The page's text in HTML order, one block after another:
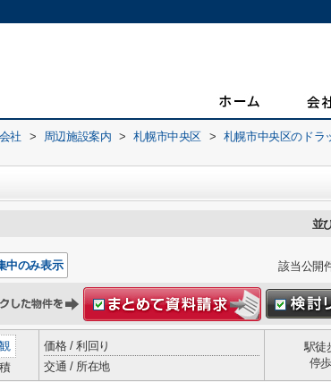
社 > 周辺施設案内 > 札幌市中央区 > 札幌市中央区のドラ
並
中のみ表示 該当公開
価格 / 利回り
交通 / 所在地
駅徒
停歩